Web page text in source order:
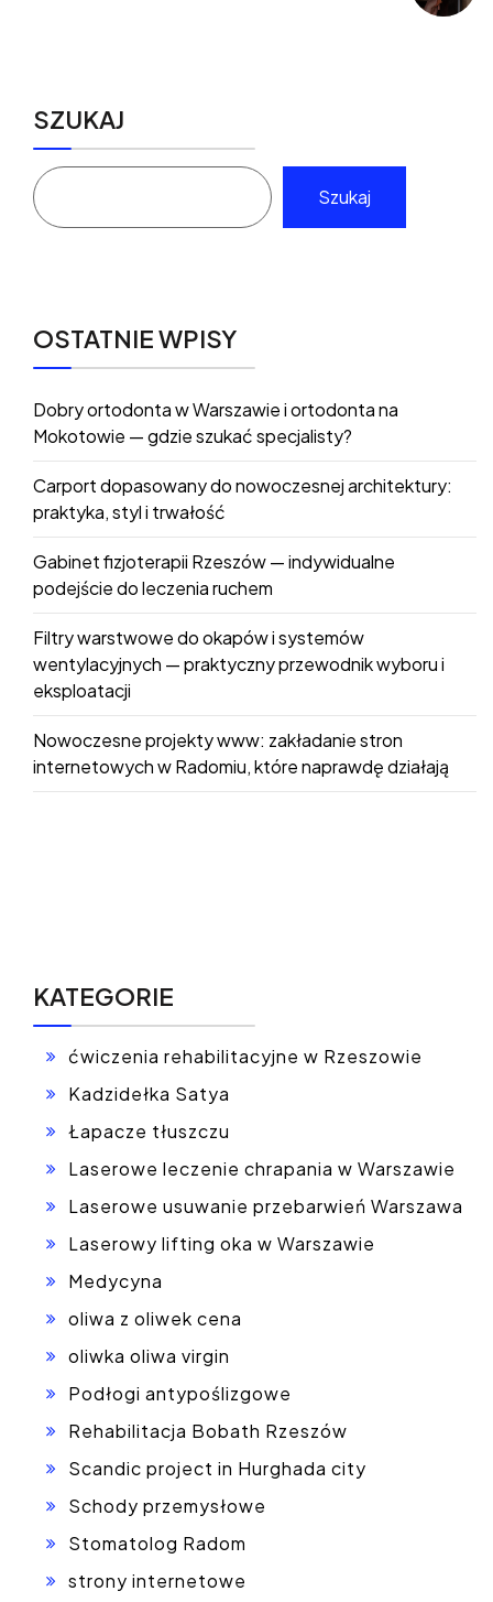
SZUKAJ
Szukaj
OSTATNIE WPISY
Dobry ortodonta w Warszawie i ortodonta na
Mokotowie — gdzie szukać specjalisty?
Carport dopasowany do nowoczesnej architektury:
praktyka, styl i trwałość
Gabinet fizjoterapii Rzeszów — indywidualne
podejście do leczenia ruchem
Filtry warstwowe do okapów i systemów
wentylacyjnych — praktyczny przewodnik wyboru i
eksploatacji
Nowoczesne projekty www: zakładanie stron
internetowych w Radomiu, które naprawdę działają
KATEGORIE
ćwiczenia rehabilitacyjne w Rzeszowie
Kadzidełka Satya
Łapacze tłuszczu
Laserowe leczenie chrapania w Warszawie
Laserowe usuwanie przebarwień Warszawa
Laserowy lifting oka w Warszawie
Medycyna
oliwa z oliwek cena
oliwka oliwa virgin
Podłogi antypoślizgowe
Rehabilitacja Bobath Rzeszów
Scandic project in Hurghada city
Schody przemysłowe
Stomatolog Radom
strony internetowe